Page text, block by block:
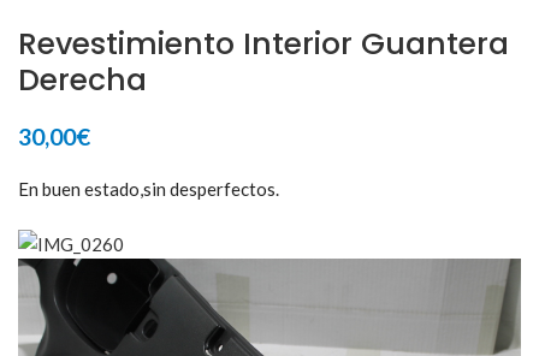
Revestimiento Interior Guantera
Derecha
30,00€
En buen estado,sin desperfectos.